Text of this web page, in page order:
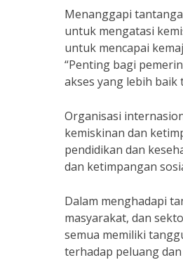
Menanggapi
untuk mengatasi
untuk mencapai
“Penting bagi
akses yang lebih
Organisasi
kemiskinan dan
pendidikan dan
dan ketimpangan
Dalam menghadapi
masyarakat, dan
semua memiliki
terhadap peluang dan